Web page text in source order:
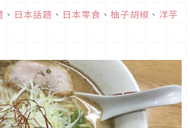
、 日本話題 、 日本零食 、 柚子胡椒 、 洋芋